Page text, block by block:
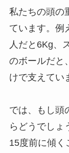
私たちの頭の
ています。例
人だと6Kg、
のボールだと
けで支えてい
では、もし頭
らどうでしょ
15度前に傾く